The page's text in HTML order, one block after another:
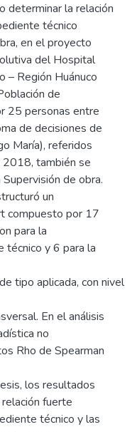
determinar la relación
técnico
en el proyecto
del Hospital
– Región Huánuco
de
25 personas entre
de decisiones de
María), referidos
2018, también se
de obra.
un
compuesto por 17
para la
técnico y 6 para la
tipo aplicada, con nivel
En el análisis
no
Rho de Spearman
los resultados
fuerte
técnico y las